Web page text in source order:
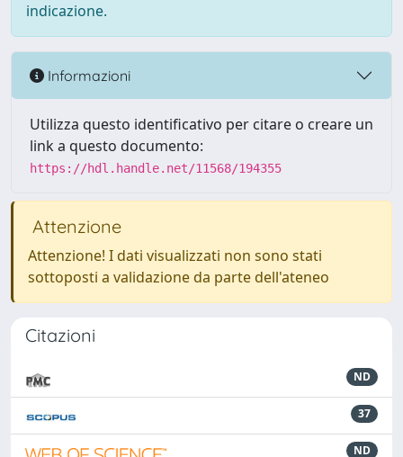
indicazione.
Informazioni
Utilizza questo identificativo per citare o creare un
link a questo documento:
https://hdl.handle.net/11568/194355
Attenzione
Attenzione! I dati visualizzati non sono stati
sottoposti a validazione da parte dell'ateneo
Citazioni
ND
37
ND